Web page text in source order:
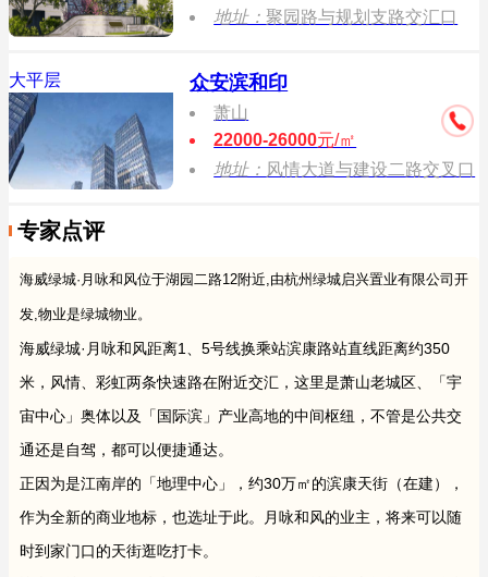
地址： 聚园路与规划支路交汇口
大平层 众安滨和印
萧山
22000-26000元/㎡
地址： 风情大道与建设二路交叉口
专家点评
海威绿城·月咏和风位于湖园二路12附近,由杭州绿城启兴置业有限公司开
发,物业是绿城物业。
海威绿城·月咏和风距离1、5号线换乘站滨康路站直线距离约350
米，风情、彩虹两条快速路在附近交汇，这里是萧山老城区、「宇
宙中心」奥体以及「国际滨」产业高地的中间枢纽，不管是公共交
通还是自驾，都可以便捷通达。
正因为是江南岸的「地理中心」，约30万㎡的滨康天街（在建），
作为全新的商业地标，也选址于此。月咏和风的业主，将来可以随
时到家门口的天街逛吃打卡。